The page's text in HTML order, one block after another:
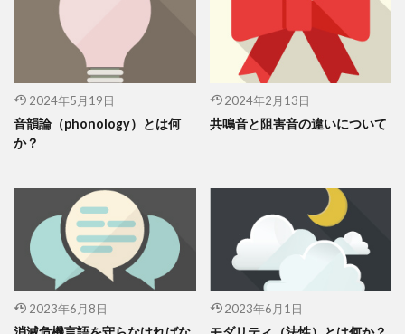
2024年5月19日
音韻論（phonology）とは何
か？
2024年2月13日
共鳴音と阻害音の違いについて
2023年6月8日 2023年6月1日